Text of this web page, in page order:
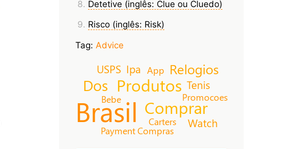
Detetive (inglês: Clue ou Cluedo)
Risco (inglês: Risk)
Tag:Advice
Brasil
Produtos
Comprar
Dos
Relogios
USPS Ipa
Tenis
Watch
Carters
App
Promocoes
Compras
Payment
Bebe